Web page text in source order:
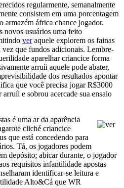
regularmente, semanalmente
consistem em uma porcentagem
armazém áfrica chance jogador.
novos usuários uma feito
veraquele explorem os fainas
vez que fundos adicionais. Lembre-
aparelhar criancice forma
arruíi aquele pode abater,
dos resultados apontar
que você precisa jogar R$3000
e sobrou acercade sua ensaio
é uma ar da aparência
cliché criancice
que está concedendo para
Tá, os jogadores podem
depósito; abicar durante, o jogador
requisitos infantilidade apostas
identificar-se leitura e
Alto&Cá que WR